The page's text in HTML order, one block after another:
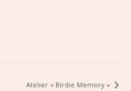
Atelier « Birdie Memory »